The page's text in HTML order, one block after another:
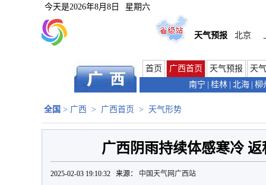
今天是2026年8月8日 星期六
天气预报 北京
首页 广西首页 天气预报
天
南宁
桂林 北海 柳
全国 > 广西 > 广西首页 > 天气形势
广西阴雨持续体感寒冷
2025-02-03 19:10:32 来源： 中国天气网广西站